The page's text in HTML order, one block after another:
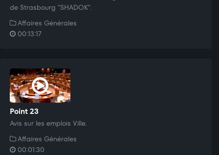
de Strasbourg "SHADOK".
Affaires Générales
00:13:17
Point 23
Avis sur les emplois Ville.
Affaires Générales
00:01:30